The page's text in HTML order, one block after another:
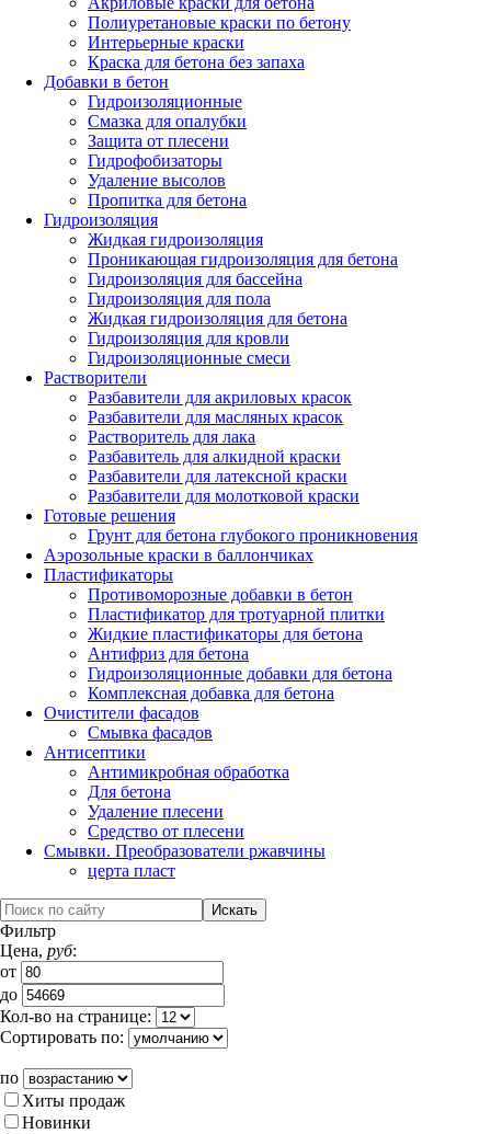
Полиуретановые краски по бетону
Интерьерные краски
Краска для бетона без запаха
Добавки в бетон
Гидроизоляционные
Смазка для опалубки
Защита от плесени
Гидрофобизаторы
Удаление высолов
Пропитка для бетона
Гидроизоляция
Жидкая гидроизоляция
Проникающая гидроизоляция для бетона
Гидроизоляция для бассейна
Гидроизоляция для пола
Жидкая гидроизоляция для бетона
Гидроизоляция для кровли
Гидроизоляционные смеси
Растворители
Разбавители для акриловых красок
Разбавители для масляных красок
Растворитель для лака
Разбавитель для алкидной краски
Разбавители для латексной краски
Разбавители для молотковой краски
Готовые решения
Грунт для бетона глубокого проникновения
Аэрозольные краски в баллончиках
Пластификаторы
Противоморозные добавки в бетон
Пластификатор для тротуарной плитки
Жидкие пластификаторы для бетона
Антифриз для бетона
Гидроизоляционные добавки для бетона
Комплексная добавка для бетона
Очистители фасадов
Смывка фасадов
Антисептики
Антимикробная обработка
Для бетона
Удаление плесени
Средство от плесени
Смывки. Преобразователи ржавчины
церта пласт
Фильтр
Цена, руб:
от
до
Кол-во на странице:
Сортировать по:
по
Хиты продаж
Новинки